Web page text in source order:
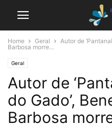
Home Geral
Autor de
Barbosa morre...
Geral
Autor de
do Gado’,
Barbosa